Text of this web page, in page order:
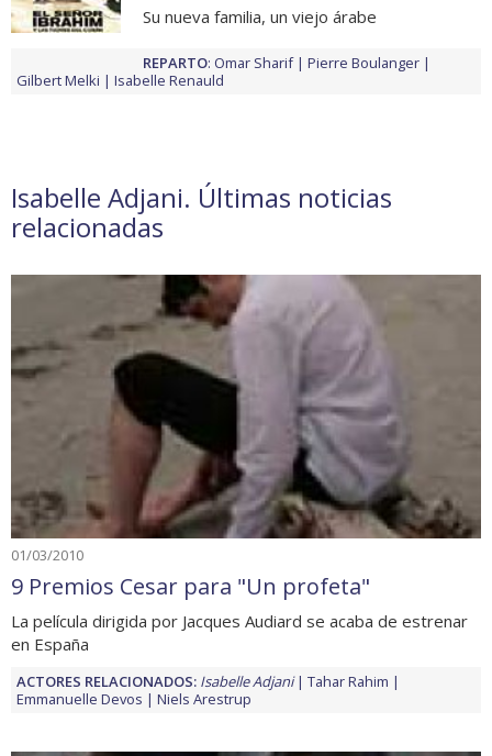
Su nueva familia, un viejo árabe
REPARTO: Omar Sharif
Pierre Boulanger
Gilbert Melki
Isabelle Renauld
Isabelle Adjani. Últimas noticias
relacionadas
01/03/2010
9 Premios Cesar para "Un profeta"
La película dirigida por Jacques Audiard se acaba de estrenar
en España
ACTORES RELACIONADOS: Isabelle Adjani
Tahar Rahim
Emmanuelle Devos
Niels Arestrup